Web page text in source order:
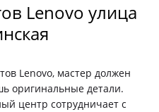
Lenovo улица
Lenovo, мастер должен
оригинальные детали.
центр сотрудничает с